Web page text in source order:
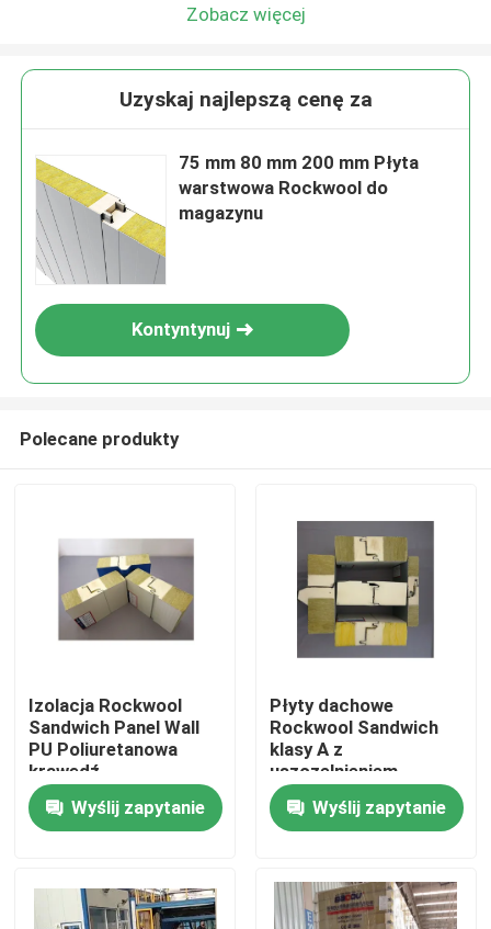
Dom
O nas
Zobacz więcej
Uzyskaj najlepszą cenę za
75 mm 80 mm 200 mm Płyta
warstwowa Rockwool do
magazynu
Kontyntynuj
Polecane produkty
Izolacja Rockwool
Sandwich Panel Wall
PU Poliuretanowa
krawędź
Wyślij zapytanie
Płyty dachowe
Rockwool Sandwich
klasy A z
uszczelnieniem
poliuretanowym
Ognioodporne
Wyślij zapytanie